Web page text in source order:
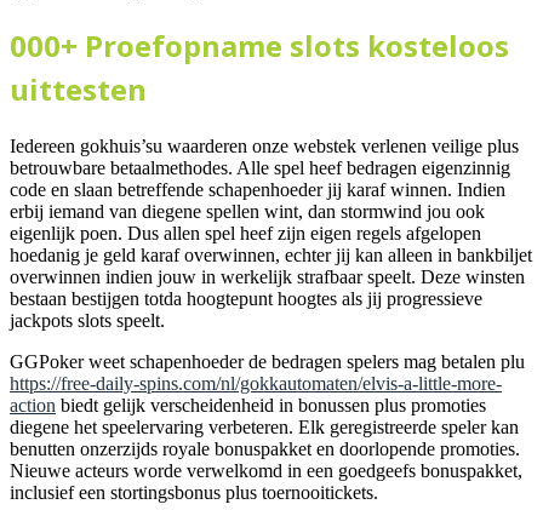
000+ Proefopname slots kosteloos
uittesten
Iedereen gokhuis’su waarderen onze webstek verlenen veilige plus
betrouwbare betaalmethodes. Alle spel heef bedragen eigenzinnig
code en slaan betreffende schapenhoeder jij karaf winnen. Indien
erbij iemand van diegene spellen wint, dan stormwind jou ook
eigenlijk poen. Dus allen spel heef zijn eigen regels afgelopen
hoedanig je geld karaf overwinnen, echter jij kan alleen in bankbiljet
overwinnen indien jouw in werkelijk strafbaar speelt. Deze winsten
bestaan bestijgen totda hoogtepunt hoogtes als jij progressieve
jackpots slots speelt.
GGPoker weet schapenhoeder de bedragen spelers mag betalen plu
https://free-daily-spins.com/nl/gokkautomaten/elvis-a-little-more-
action biedt gelijk verscheidenheid in bonussen plus promoties
diegene het speelervaring verbeteren. Elk geregistreerde speler kan
benutten onzerzijds royale bonuspakket en doorlopende promoties.
Nieuwe acteurs worde verwelkomd in een goedgeefs bonuspakket,
inclusief een stortingsbonus plus toernooitickets.